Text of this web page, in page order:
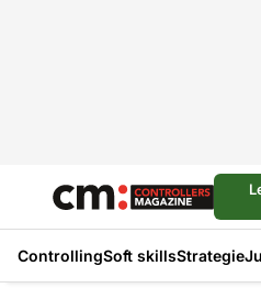
ControllingSoft skillsStrategie